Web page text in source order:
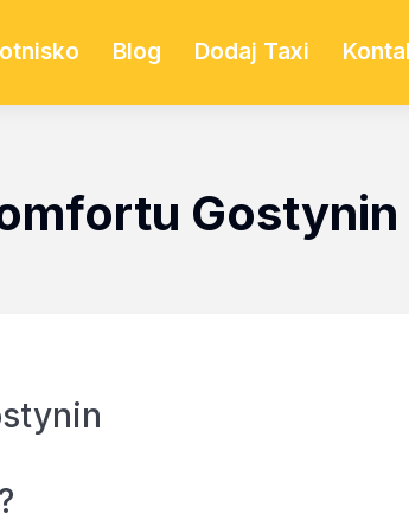
Blog Dodaj Taxi
Gostynin